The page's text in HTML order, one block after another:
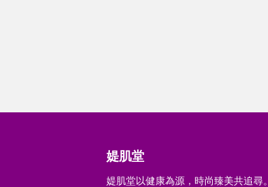
媞肌堂
媞肌堂以健康為源，時尚臻美共追尋。